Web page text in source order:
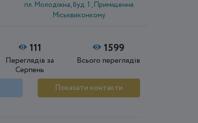
пл. Молодіжна, буд. 1 , Приміщення
Міськвиконкому
111
Переглядів за
Серпень
1599
Всього переглядів
Показати контакти